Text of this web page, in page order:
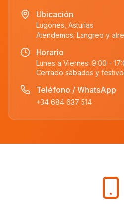
Ubicación
Lugones, Asturias
Atendemos: Langreo y
Horario
Lunes a Viernes: 9:00 -
Cerrado sábados y
Teléfono / WhatsApp
+34 684 637 514